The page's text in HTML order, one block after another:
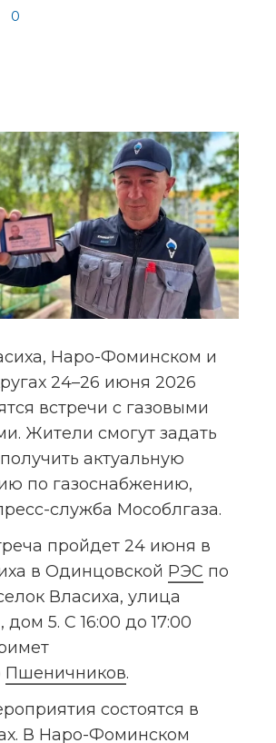
0
Наро-Фоминском и
24–26 июня 2026
встречи с газовыми
Жители смогут задать
актуальную
по газоснабжению,
служба Мособлгаза.
пройдет 24 июня в
в Одинцовской РЭС по
Власиха, улица
5. С 16:00 до 17:00
Пшеничников.
состоятся в
В Наро-Фоминском